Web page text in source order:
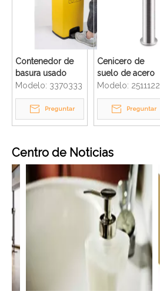
Contenedor de
basura usado
residuos médicos
inoxidables
amarillos del
pedal de la
Modelo: 3370333
Preguntar
Cenicero de
suelo de acero
inoxidable 304
cepillado para
hotel
Modelo: 2511122
Preguntar
Centro de Noticias